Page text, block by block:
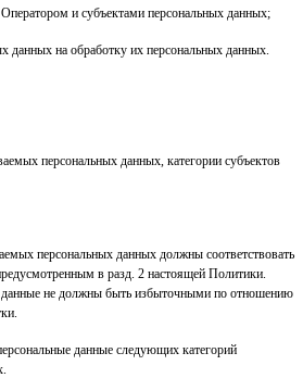
и субъектами персональных данных;
данных на обработку их персональных данных.
персональных данных, категории субъектов
персональных данных должны соответствовать
в разд. 2 настоящей Политики.
не должны быть избыточными по отношению
данные следующих категорий